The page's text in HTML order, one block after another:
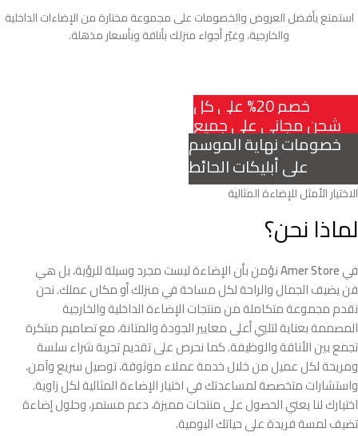
استمتع بأفضل العروض والخصومات على مجموعة مختارة من الإضاءات الداخلية
والخارجية، وغيّر أجواء منزلك بأناقة وبأسعار مذهلة.
خصم 20% على كل
الإضاءات الداخلية!
عرض المزيد
شحن مجاني على جميع
الطلبات فوق 500 جنيه
عرض المزيد
خصومات نهاية الموسم
على أبليكات الحائط
عرض المزيدHome Modern
Decoration Decals.
الاختيار الأمثل للإضاءة المثالية
لماذا نحن؟
فيAmer Storeنؤمن بأن الإضاءة ليست مجرد وسيلة للرؤية، بل هي
فن يضيف الجمال والراحة لكل مساحة في منزلك أو مكان عملك. نحن
نقدم مجموعة متكاملة من منتجات الإضاءة الداخلية والخارجية
المصممة بعناية لتلبي أعلى معايير الجودة والمتانة، مع تصاميم مبتكرة
تجمع بين الأناقة والوظيفة. كما نحرص على تقديم تجربة شراء سلسة
ومريحة لكل عميل من خلال خدمة عملاء موثوقة، توصيل سريع وآمن،
واستشارات متخصصة لمساعدتك في اختيار الإضاءة المثالية لكل زاوية.
اختيارك لنا يعني الحصول على منتجات مميزة، دعم مستمر، وحلول إضاءة
تضيف لمسة فريدة على حياتك اليومية.